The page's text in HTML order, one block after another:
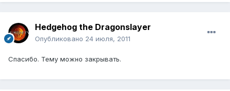
Hedgehog the Dragonslayer
Опубликовано 24 июля, 2011
Спасибо. Тему можно закрывать.